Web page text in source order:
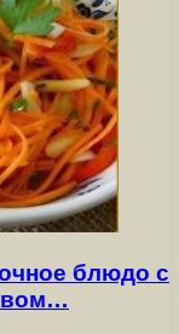
блюдо с